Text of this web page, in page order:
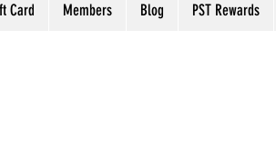
Card Members Blog PST Rewards